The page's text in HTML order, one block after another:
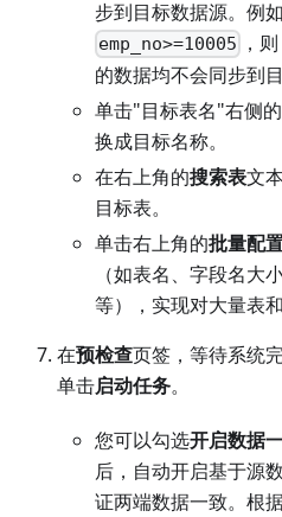
步到目标数据源。例
emp_no>=10005
，
的数据均不会同步到
单击"目标表名"右侧的
换成目标名称。
在右上角的搜索表文
目标表。
单击右上角的批量配
（如表名、字段名大
等），实现对大量表
在预检查页签，等待系统
单击启动任务。
您可以勾选开启数据
后，自动开启基于源
证两端数据一致。根